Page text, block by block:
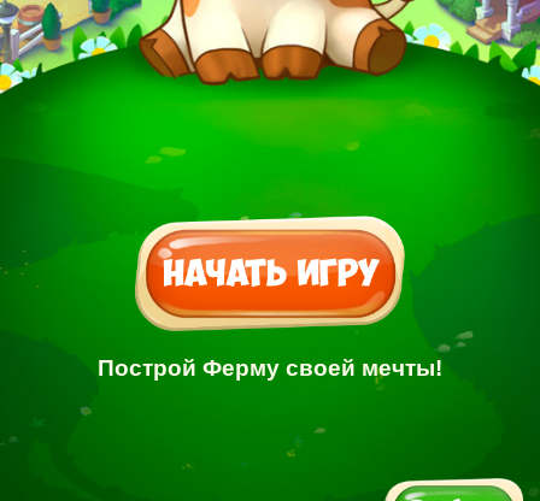
Построй Ферму своей мечты!